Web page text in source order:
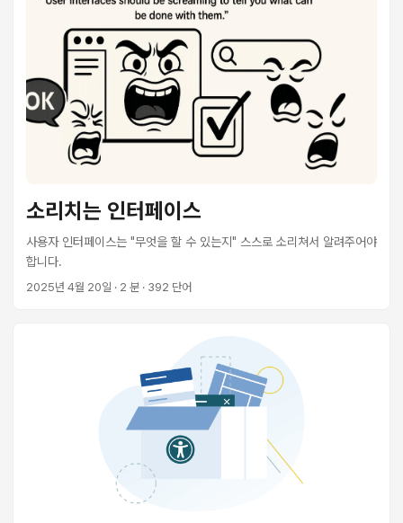
소리치는 인터페이스
사용자 인터페이스는 "무엇을 할 수 있는지" 스스로 소리쳐서 알려주어야
합니다.
2025년 4월 20일 · 2 분 · 392 단어